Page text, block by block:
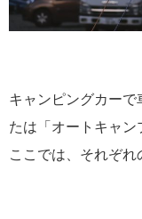
キャンピングカーで
たは「オートキャン
ここでは、それぞれ